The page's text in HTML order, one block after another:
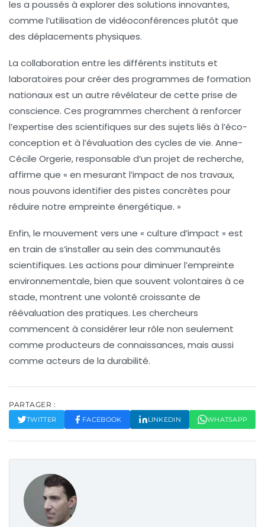
les a poussés à explorer des solutions innovantes,
comme l’utilisation de vidéoconférences plutôt que
des déplacements physiques.
La collaboration entre les différents instituts et
laboratoires pour créer des programmes de formation
nationaux est un autre révélateur de cette prise de
conscience. Ces programmes cherchent à renforcer
l’expertise des scientifiques sur des sujets liés à l’éco-
conception et à l’évaluation des cycles de vie. Anne-
Cécile Orgerie, responsable d’un projet de recherche,
affirme que « en mesurant l’impact de nos travaux,
nous pouvons identifier des pistes concrètes pour
réduire notre empreinte énergétique. »
Enfin, le mouvement vers une « culture d’impact » est
en train de s’installer au sein des communautés
scientifiques. Les actions pour diminuer l’empreinte
environnementale, bien que souvent volontaires à ce
stade, montrent une volonté croissante de
réévaluation des pratiques. Les chercheurs
commencent à considérer leur rôle non seulement
comme producteurs de connaissances, mais aussi
comme acteurs de la durabilité.
PARTAGER :
TWITTER FACEBOOK LINKEDIN WHATSAPP